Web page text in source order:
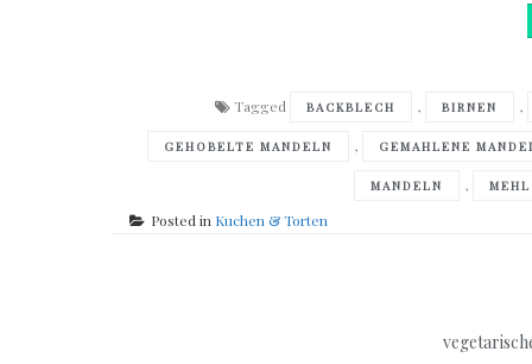
Tagged BACKBLECH , BIRNEN ,
GEHOBELTE MANDELN , GEMAHLENE
MANDELN , MEHL
Posted in Kuchen & Torten